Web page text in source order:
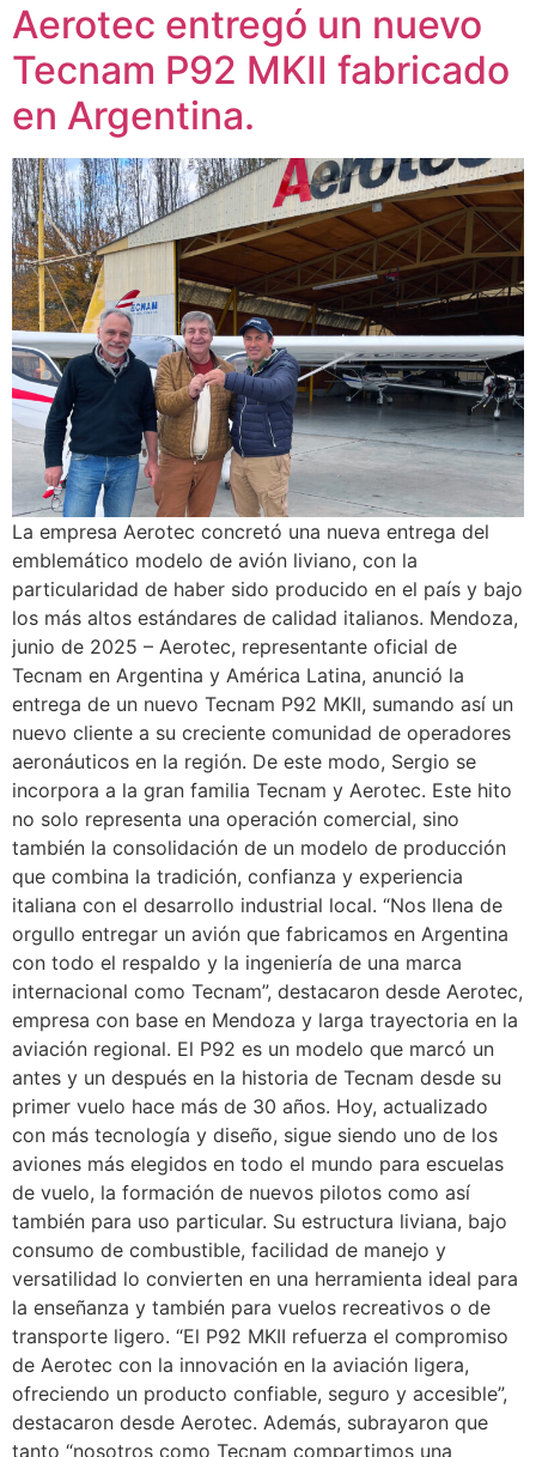
Aerotec entregó un nuevo
Tecnam P92 MKII fabricado
en Argentina.
La empresa Aerotec concretó una nueva entrega del
emblemático modelo de avión liviano, con la
particularidad de haber sido producido en el país y bajo
los más altos estándares de calidad italianos. Mendoza,
junio de 2025 – Aerotec, representante oficial de
Tecnam en Argentina y América Latina, anunció la
entrega de un nuevo Tecnam P92 MKII, sumando así un
nuevo cliente a su creciente comunidad de operadores
aeronáuticos en la región. De este modo, Sergio se
incorpora a la gran familia Tecnam y Aerotec. Este hito
no solo representa una operación comercial, sino
también la consolidación de un modelo de producción
que combina la tradición, confianza y experiencia
italiana con el desarrollo industrial local. “Nos llena de
orgullo entregar un avión que fabricamos en Argentina
con todo el respaldo y la ingeniería de una marca
internacional como Tecnam”, destacaron desde Aerotec,
empresa con base en Mendoza y larga trayectoria en la
aviación regional. El P92 es un modelo que marcó un
antes y un después en la historia de Tecnam desde su
primer vuelo hace más de 30 años. Hoy, actualizado
con más tecnología y diseño, sigue siendo uno de los
aviones más elegidos en todo el mundo para escuelas
de vuelo, la formación de nuevos pilotos como así
también para uso particular. Su estructura liviana, bajo
consumo de combustible, facilidad de manejo y
versatilidad lo convierten en una herramienta ideal para
la enseñanza y también para vuelos recreativos o de
transporte ligero. “El P92 MKII refuerza el compromiso
de Aerotec con la innovación en la aviación ligera,
ofreciendo un producto confiable, seguro y accesible”,
destacaron desde Aerotec. Además, subrayaron que
tanto “nosotros como Tecnam compartimos una